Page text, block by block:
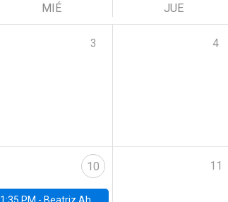
MIÉ JUE
3 4
10 11